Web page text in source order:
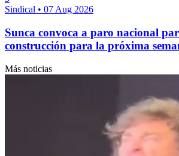
Sindical • 07 Aug 2026
Sunca convoca a paro nacional
construcción para la próxima
Más noticias